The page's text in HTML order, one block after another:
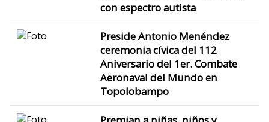
con espectro autista
Preside Antonio Menéndez
ceremonia cívica del 112
Aniversario del 1er. Combate
Aeronaval del Mundo en
Topolobampo